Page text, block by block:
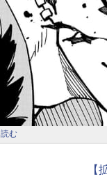
む
【